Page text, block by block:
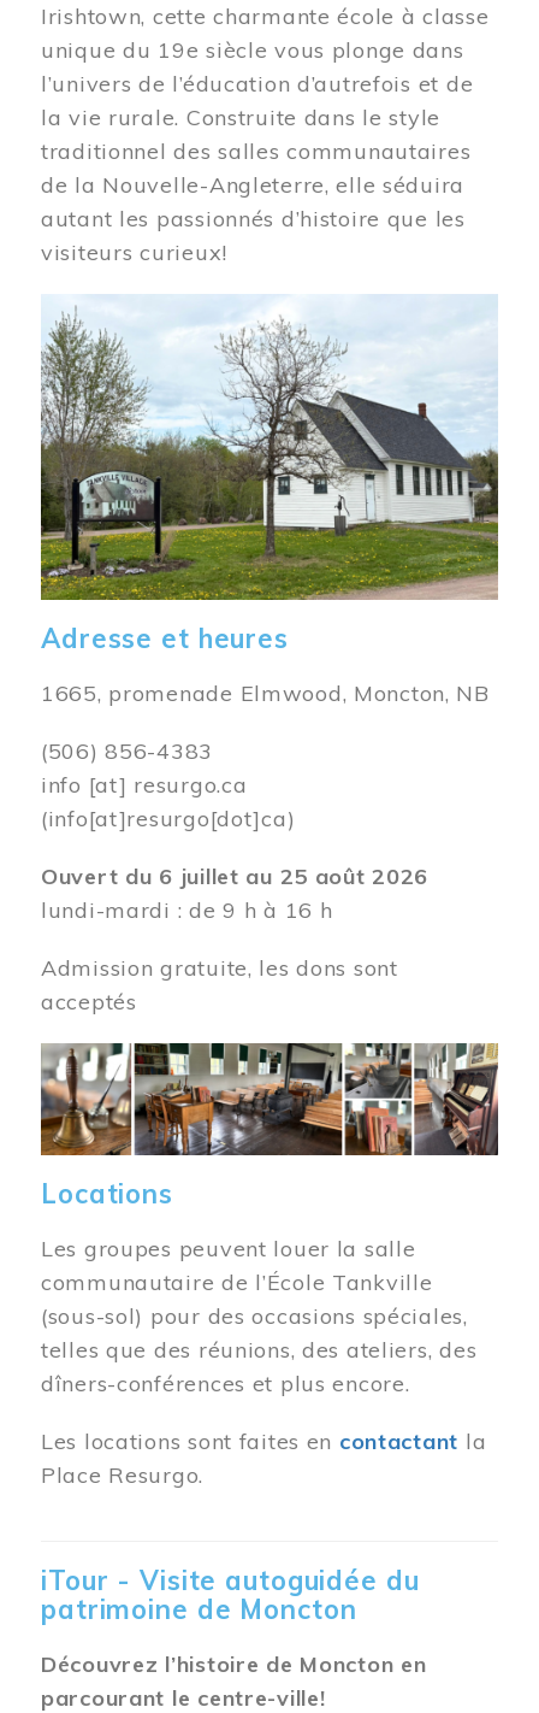
Irishtown, cette charmante école à classe
unique du 19e siècle vous plonge dans
l’univers de l’éducation d’autrefois et de
la vie rurale. Construite dans le style
traditionnel des salles communautaires
de la Nouvelle-Angleterre, elle séduira
autant les passionnés d’histoire que les
visiteurs curieux!
Image
Adresse et heures
1665, promenade Elmwood, Moncton, NB
(506) 856-4383
info [at] resurgo.ca
(info[at]resurgo[dot]ca)
Ouvert du 6 juillet au 25 août 2026
lundi-mardi : de 9 h à 16 h
Admission gratuite, les dons sont
acceptés
Image
Locations
Les groupes peuvent louer la salle
communautaire de l’École Tankville
(sous-sol) pour des occasions spéciales,
telles que des réunions, des ateliers, des
dîners-conférences et plus encore.
Les locations sont faites en contactant la
Place Resurgo.
iTour - Visite autoguidée du
patrimoine de Moncton
Découvrez l’histoire de Moncton en
parcourant le centre-ville!